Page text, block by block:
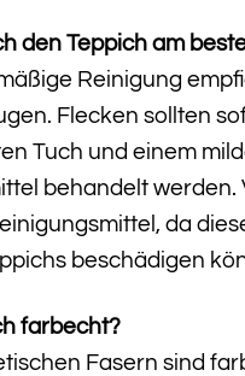
den Teppich am
Reinigung
Flecken sollten
Tuch und einem
behandelt werden.
da
beschädigen
farbecht?
Fasern sind